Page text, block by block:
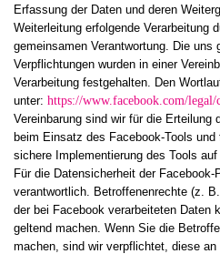
Erfassung der Daten und deren
Weiterleitung erfolgende Verarbeitung
gemeinsamen Verantwortung. Die uns
Verpflichtungen wurden in einer
Verarbeitung festgehalten. Den
unter: https://www.facebook.com/legal/
Vereinbarung sind wir für die Erteilung
beim Einsatz des Facebook-Tools
sichere Implementierung des Tools
Für die Datensicherheit der
verantwortlich. Betroffenenrechte (z.
der bei Facebook verarbeiteten Daten
geltend machen. Wenn Sie die
machen, sind wir verpflichtet, diese